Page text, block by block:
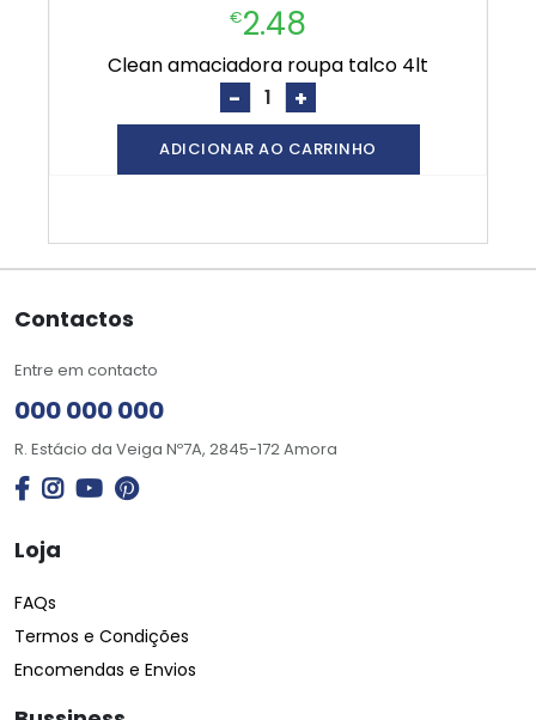
€2.48
clean amaciadora roupa talco 4lt
- +
ADICIONAR AO CARRINHO
Contactos
Entre em contacto
000 000 000
R. Estácio da Veiga Nº7A, 2845-172 Amora
Loja
FAQs
Termos e Condições
Encomendas e Envios